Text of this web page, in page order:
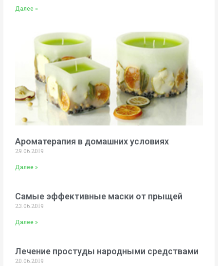
Далее »
Ароматерапия в домашних условиях
29.06.2019
Далее »
Самые эффективные маски от прыщей
23.06.2019
Далее »
Лечение простуды народными средствами
20.06.2019